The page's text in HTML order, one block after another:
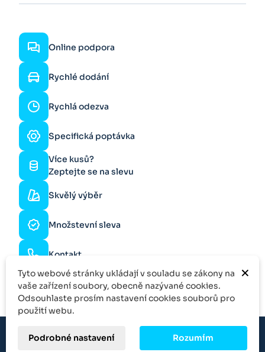
Online podpora
Rychlé dodání
Rychlá odezva
Specifická poptávka
Více kusů?
Zeptejte se na slevu
Skvělý výběr
Množstevní sleva
Kontakt
×
Tyto webové stránky ukládají v souladu se zákony na
vaše zařízení soubory, obecně nazývané cookies.
Odsouhlaste prosím nastavení cookies souborů pro
použití webu.
Podrobné nastavení Rozumím